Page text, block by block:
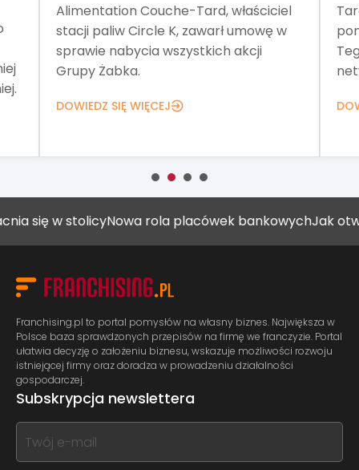
Alimentation Couche-Tard, właściciel
stacji paliw Circle K, zawarł umowę w
sprawie nabycia wszystkich akcji
Grupy Żabka.
DOWIEDZ SIĘ WIĘCEJ
w stolicyNowa rola placówek bankowychJak
Franchising.pl to portal pomysłów na własny biznes. Największa w
Polsce baza sprawdzonych przepisów na firmę we franczyzie. Portal
ułatwia decyzję o założeniu biznesu, wskazuje możliwości rozwoju
istniejącej firmy oraz doradza w prowadzeniu działalności
gospodarczej.
Subskrypcja newslettera
If
you